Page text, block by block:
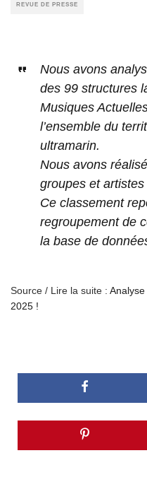
REVUE DE PRESSE
Nous avons
des 99 structures
Musiques
l’ensemble du
ultramarin.
Nous avons
groupes et
Ce classement
regroupement de
la base de
Source / Lire la suite :
2025 !